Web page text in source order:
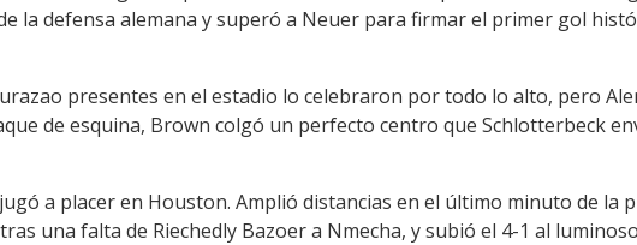
la defensa alemana y superó a Neuer para firmar el primer gol
presentes en el estadio lo celebraron por todo lo alto, pero
de esquina, Brown colgó un perfecto centro que Schlotterbeck
a placer en Houston. Amplió distancias en el último minuto de la
una falta de Riechedly Bazoer a Nmecha, y subió el 4-1 al